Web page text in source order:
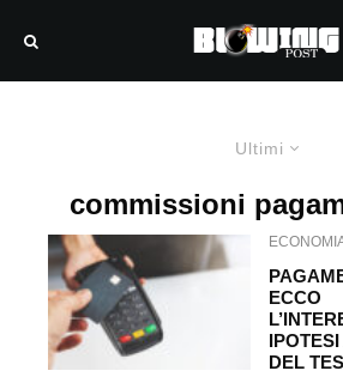
Ultimi
commissioni
ECCO
DEL